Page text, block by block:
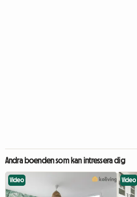
Andra boenden som kan intressera dig
Video Video